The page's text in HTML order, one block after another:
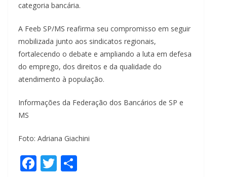
categoria bancária.
A Feeb SP/MS reafirma seu compromisso em seguir
mobilizada junto aos sindicatos regionais,
fortalecendo o debate e ampliando a luta em defesa
do emprego, dos direitos e da qualidade do
atendimento à população.
Informações da Federação dos Bancários de SP e
MS
Foto: Adriana Giachini
F T